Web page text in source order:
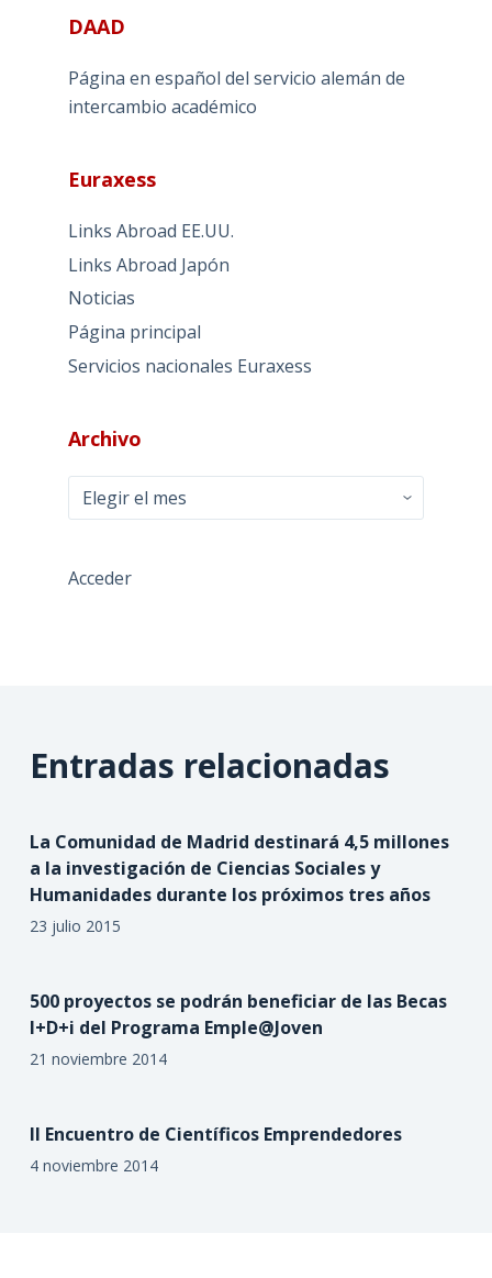
DAAD
Página en español del servicio alemán de
intercambio académico
Euraxess
Links Abroad EE.UU.
Links Abroad Japón
Noticias
Página principal
Servicios nacionales Euraxess
Archivo
Archivo
Acceder
Entradas relacionadas
La Comunidad de Madrid destinará 4,5 millones
a la investigación de Ciencias Sociales y
Humanidades durante los próximos tres años
23 julio 2015
500 proyectos se podrán beneficiar de las Becas
I+D+i del Programa Emple@Joven
21 noviembre 2014
II Encuentro de Científicos Emprendedores
4 noviembre 2014